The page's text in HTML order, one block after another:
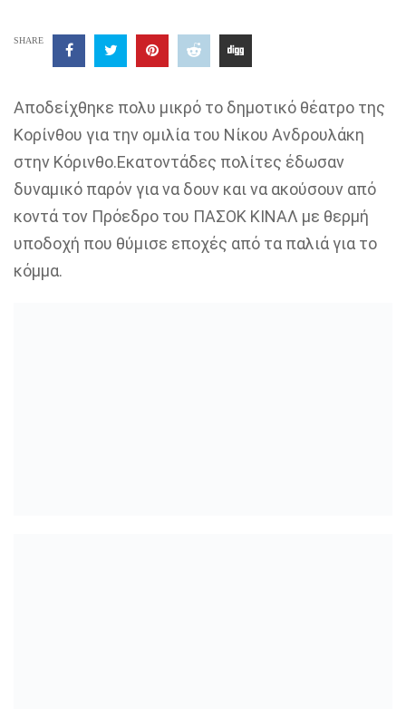
SHARE
Αποδείχθηκε πολυ μικρό το δημοτικό θέατρο της
Κορίνθου για την ομιλία του Νίκου Ανδρουλάκη
στην Κόρινθο.Εκατοντάδες πολίτες έδωσαν
δυναμικό παρόν για να δουν και να ακούσουν από
κοντά τον Πρόεδρο του ΠΑΣΟΚ ΚΙΝΑΛ με θερμή
υποδοχή που θύμισε εποχές από τα παλιά για το
κόμμα.